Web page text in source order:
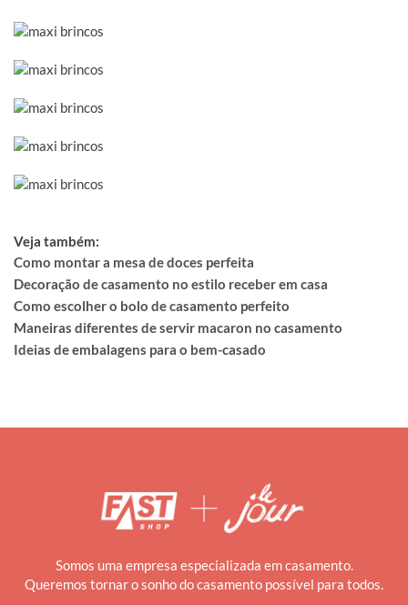
Veja também:
Como montar a mesa de doces perfeita
Decoração de casamento no estilo receber em casa
Como escolher o bolo de casamento perfeito
Maneiras diferentes de servir macaron no casamento
Ideias de embalagens para o bem-casado
Somos uma empresa especializada em casamento.
Queremos tornar o sonho do casamento possível para todos.